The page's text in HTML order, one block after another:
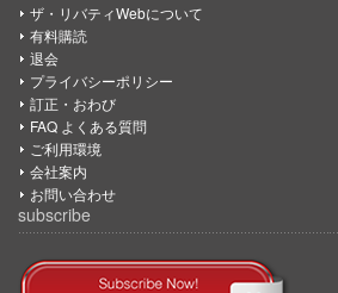
ザ・リバティWebについて
有料購読
退会
プライバシーポリシー
訂正・おわび
FAQ よくある質問
ご利用環境
会社案内
お問い合わせ
subscribe